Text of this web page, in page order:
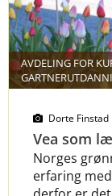
AVDELING FOR
Dorte Finstad
Vea som
Norges
erfaring